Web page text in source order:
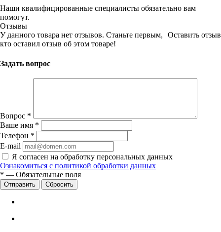
Наши квалифицированные специалисты обязательно вам
помогут.
Отзывы
Оставить отзыв
У данного товара нет отзывов. Станьте первым,
кто оставил отзыв об этом товаре!
Задать вопрос
Вопрос *
Ваше имя *
Телефон *
E-mail
Я согласен на обработку персональных данных
Ознакомиться с политикой обработки данных
* — Обязательные поля
Сбросить